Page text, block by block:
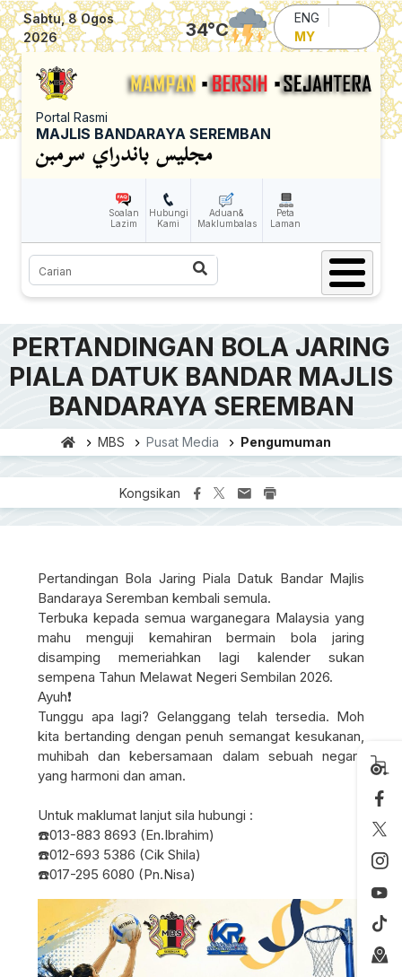
Skip to main content
Sabtu, 8 Ogos
2026
34°C
ENG
MY
Portal Rasmi
MAJLIS BANDARAYA SEREMBAN
Soalan
Lazim
Hubungi
Kami
Aduan&
Maklumbalas
Peta
Laman
Carian
PERTANDINGAN BOLA JARING
PIALA DATUK BANDAR MAJLIS
BANDARAYA SEREMBAN
MBS Pusat Media Pengumuman
Kongsikan
Pertandingan Bola Jaring Piala Datuk Bandar Majlis
Bandaraya Seremban kembali semula.
Terbuka kepada semua warganegara Malaysia yang
mahu menguji kemahiran bermain bola jaring
disamping memeriahkan lagi kalender sukan
sempena Tahun Melawat Negeri Sembilan 2026.
Ayuh❗️
Tunggu apa lagi? Gelanggang telah tersedia. Moh
kita bertanding dengan penuh semangat kesukanan,
muhibah dan kebersamaan dalam sebuah negara
yang harmoni dan aman.
Untuk maklumat lanjut sila hubungi :
☎️013-883 8693 (En.Ibrahim)
☎️012-693 5386 (Cik Shila)
☎️017-295 6080 (Pn.Nisa)